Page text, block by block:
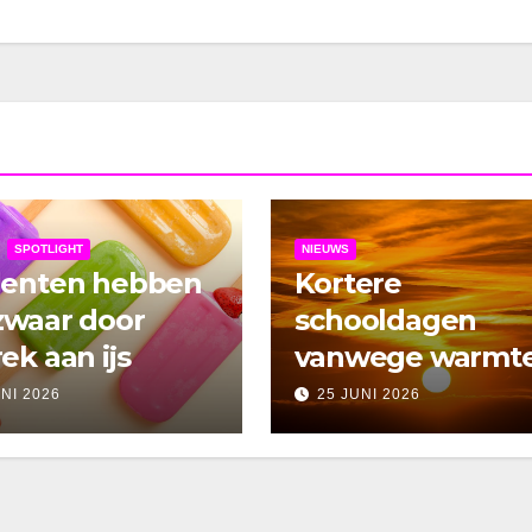
SPOTLIGHT
hebben
door
aan ijs
2026
NIEUWS
Kortere
schooldagen
vanwege
25 JUNI 2026